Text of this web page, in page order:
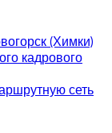
(Химки)
кадрового
сеть